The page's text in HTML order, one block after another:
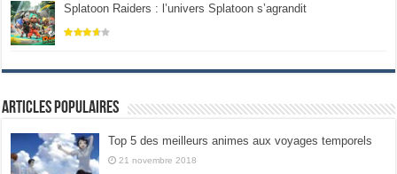
Splatoon Raiders : l’univers Splatoon s’agrandit
Articles populaires
Top 5 des meilleurs animes aux voyages temporels
21 novembre 2018